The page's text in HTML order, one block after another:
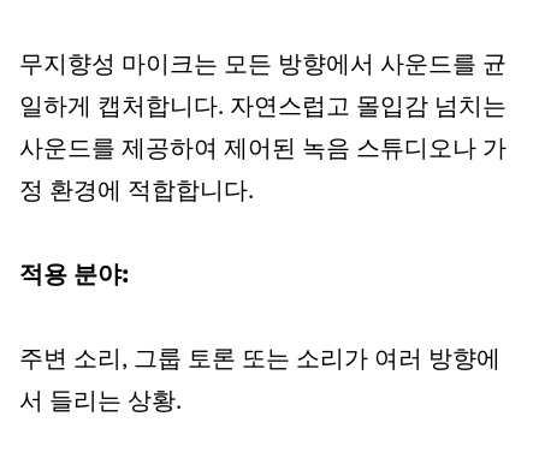
무지향성 마이크는 모든 방향에서 사운드를 균
일하게 캡처합니다. 자연스럽고 몰입감 넘치는
사운드를 제공하여 제어된 녹음 스튜디오나 가
정 환경에 적합합니다.
적용 분야:
주변 소리, 그룹 토론 또는 소리가 여러 방향에
서 들리는 상황.